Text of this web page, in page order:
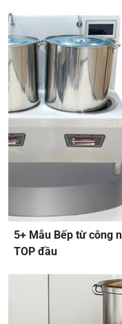
5+ Mẫu Bếp từ công
TOP đầu